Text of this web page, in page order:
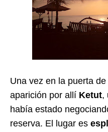
Una vez en la puerta de
aparición por allí Ketut,
había estado
reserva. El lugar es